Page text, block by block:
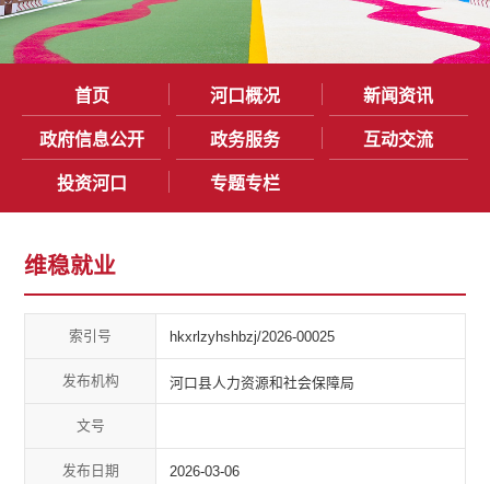
首页 河口概况 新闻资讯
政府信息公开 政务服务 互动交流
投资河口 专题专栏
维稳就业
索引号 hkxrlzyhshbzj/2026-00025
发布机构 河口县人力资源和社会保障局
文号
发布日期 2026-03-06